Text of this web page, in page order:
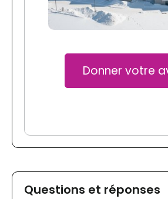
Donner votre
Questions et réponses